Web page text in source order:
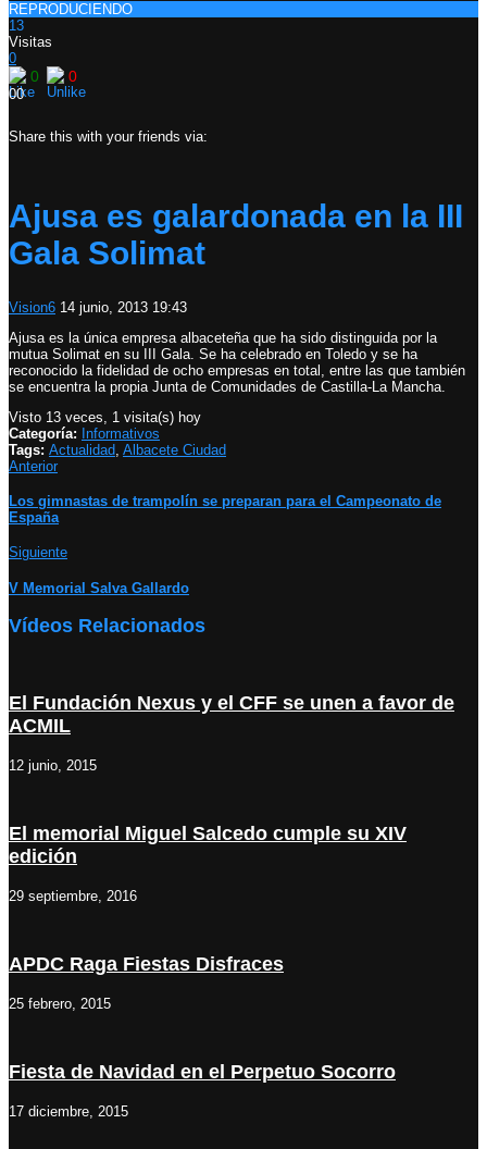
REPRODUCIENDO
13
Visitas
0
0 0
00
Share this with your friends via:
Ajusa es galardonada en la III
Gala Solimat
Vision6 14 junio, 2013 19:43
Ajusa es la única empresa albaceteña que ha sido distinguida por la
mutua Solimat en su III Gala. Se ha celebrado en Toledo y se ha
reconocido la fidelidad de ocho empresas en total, entre las que también
se encuentra la propia Junta de Comunidades de Castilla-La Mancha.
Visto 13 veces, 1 visita(s) hoy
Categoría: Informativos
Tags: Actualidad Albacete Ciudad
Anterior
Los gimnastas de trampolín se preparan para el Campeonato de
España
Siguiente
V Memorial Salva Gallardo
Vídeos Relacionados
El Fundación Nexus y el CFF se unen a favor de
ACMIL
12 junio, 2015
El memorial Miguel Salcedo cumple su XIV
edición
29 septiembre, 2016
APDC Raga Fiestas Disfraces
25 febrero, 2015
Fiesta de Navidad en el Perpetuo Socorro
17 diciembre, 2015